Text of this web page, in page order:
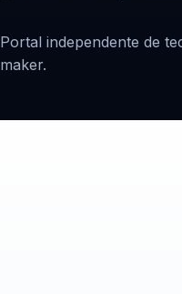
Portal independente de
maker.